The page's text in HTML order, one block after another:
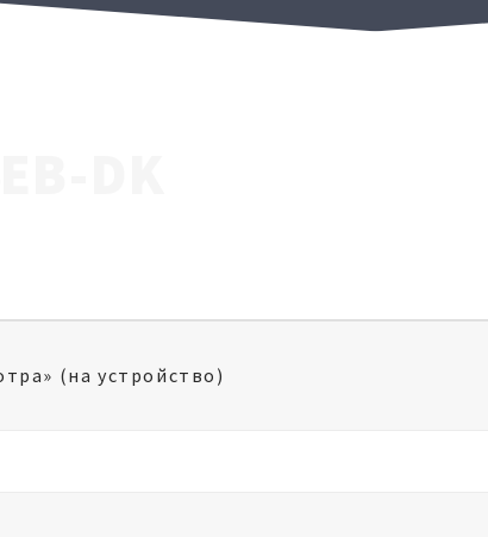
DK
(на устройство)